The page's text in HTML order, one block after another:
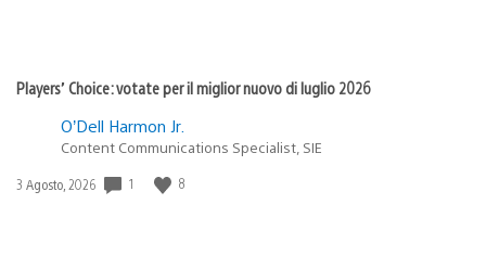
Players’ Choice: votate per il miglior nuovo di luglio 2026
O’Dell Harmon Jr.
Content Communications Specialist, SIE
Data
3 Agosto, 2026 1 8